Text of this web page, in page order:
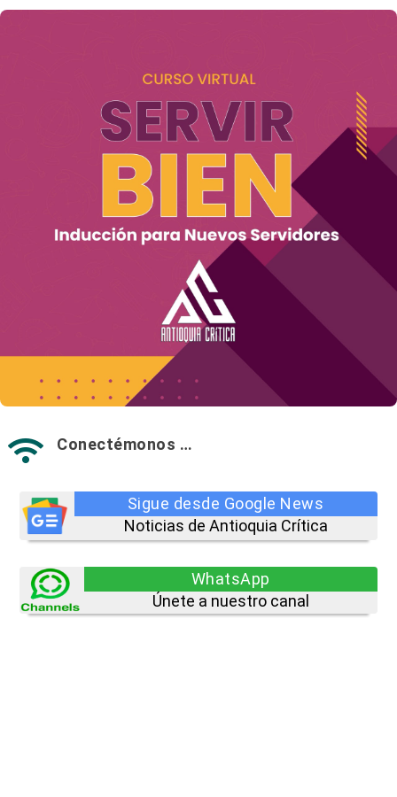
 Conectémonos …
Sigue desde Google News
Noticias de Antioquia Crítica
WhatsApp
Únete a nuestro canal